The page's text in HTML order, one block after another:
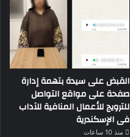
القبض على سيدة بتهمة إدارة
صفحة على مواقع التواصل
للترويج للأعمال المنافية للآداب
فى الإسكندرية
منذ 10 ساعات